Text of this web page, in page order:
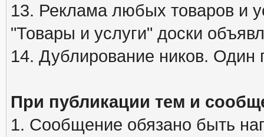
13. Реклама любых товаров и
"Товары и услуги" доски
14. Дублирование ников. Один
При публикации тем и
1. Сообщение обязано быть